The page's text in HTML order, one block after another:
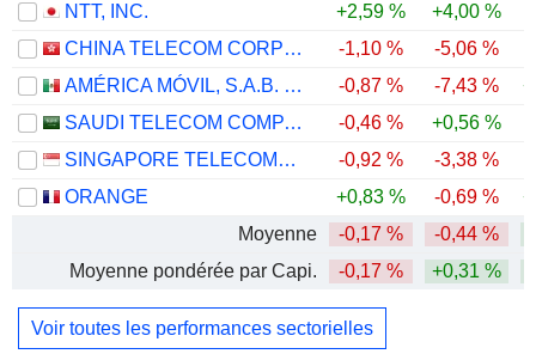
NTT, INC.
+2,59 % +4,00 %
CHINA TELECOM CORPORATION LIMITED
-1,10 % -5,06 %
AMÉRICA MÓVIL, S.A.B. DE C.V.
-0,87 % -7,43 %
SAUDI TELECOM COMPANY
-0,46 % +0,56 %
SINGAPORE TELECOMMUNICATIONS LIMITED
-0,92 % -3,38 %
ORANGE
+0,83 % -0,69 %
Moyenne
-0,17 % -0,44 %
Moyenne pondérée par Capi.
-0,17 % +0,31 %
Voir toutes les performances sectorielles